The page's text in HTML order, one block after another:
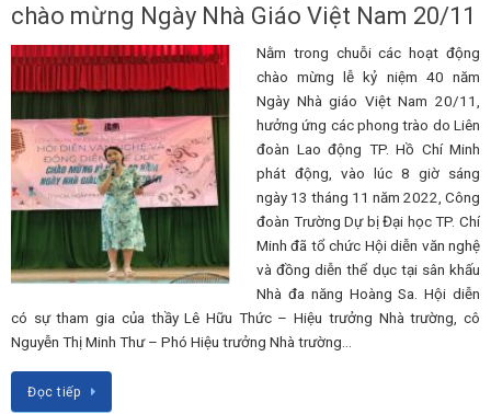
chào mừng Ngày Nhà Giáo Việt Nam 20/11
Nằm trong chuỗi các hoạt động
chào mừng lễ kỷ niệm 40 năm
Ngày Nhà giáo Việt Nam 20/11,
hưởng ứng các phong trào do Liên
đoàn Lao động TP. Hồ Chí Minh
phát động, vào lúc 8 giờ sáng
ngày 13 tháng 11 năm 2022, Công
đoàn Trường Dự bị Đại học TP. Chí
Minh đã tổ chức Hội diễn văn nghệ
và đồng diễn thể dục tại sân khấu
Nhà đa năng Hoàng Sa. Hội diễn
có sự tham gia của thầy Lê Hữu Thức – Hiệu trưởng Nhà trường, cô
Nguyễn Thị Minh Thư – Phó Hiệu trưởng Nhà trường…
Đọc tiếp